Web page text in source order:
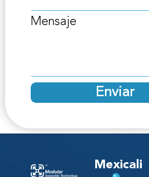
Mensaje
Enviar
Mexicali